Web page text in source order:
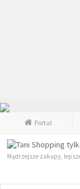
Portal
Mądrzejsze zakupy,